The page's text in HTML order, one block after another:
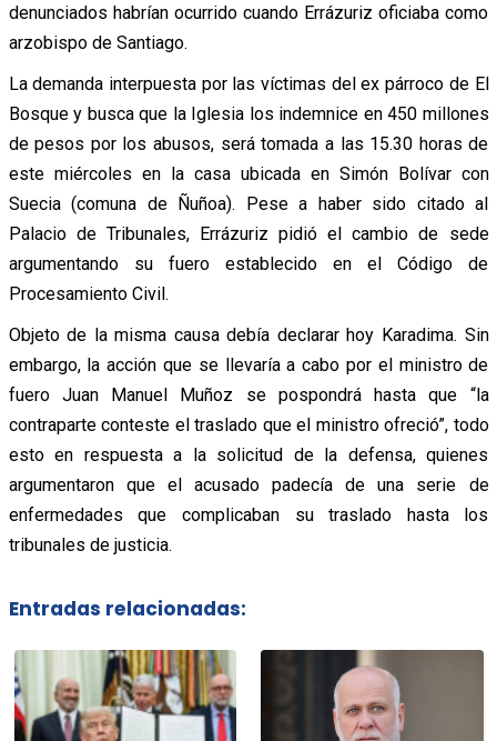
denunciados habrían ocurrido cuando Errázuriz oficiaba como
arzobispo de Santiago.
La demanda interpuesta por las víctimas del ex párroco de El
Bosque y busca que la Iglesia los indemnice en 450 millones
de pesos por los abusos, será tomada a las 15.30 horas de
este miércoles en la casa ubicada en Simón Bolívar con
Suecia (comuna de Ñuñoa). Pese a haber sido citado al
Palacio de Tribunales, Errázuriz pidió el cambio de sede
argumentando su fuero establecido en el Código de
Procesamiento Civil.
Objeto de la misma causa debía declarar hoy Karadima. Sin
embargo, la acción que se llevaría a cabo por el ministro de
fuero Juan Manuel Muñoz se pospondrá hasta que “la
contraparte conteste el traslado que el ministro ofreció”, todo
esto en respuesta a la solicitud de la defensa, quienes
argumentaron que el acusado padecía de una serie de
enfermedades que complicaban su traslado hasta los
tribunales de justicia.
Entradas relacionadas: